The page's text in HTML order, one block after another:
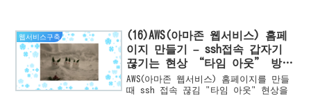
웹서비스구축
(16)AWS(아마존 웹서비스) 홈페
이지 만들기 – ssh접속 갑자기
끊기는 현상 “타임 아웃” 방지
하기
AWS(아마존 웹서비스) 홈페이지를 만들
때 ssh 접속 끊김 "타임 아웃" 현상을